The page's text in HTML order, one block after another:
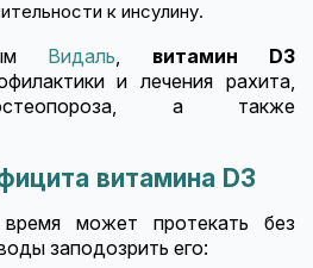
к инсулину.
Видаль, витамин D3
и лечения рахита,
а также
витамина D3
может протекать без
заподозрить его: